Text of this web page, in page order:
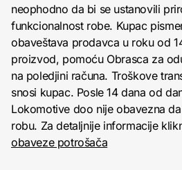
neophodno da bi se ustanovili
funkcionalnost robe. Kupac
obaveštava prodavca u roku od
proizvod, pomoću Obrasca za
na poledjini računa. Troškove
snosi kupac. Posle 14 dana od
Lokomotive doo nije obavezna
robu. Za detaljnije informacije
obaveze potrošača